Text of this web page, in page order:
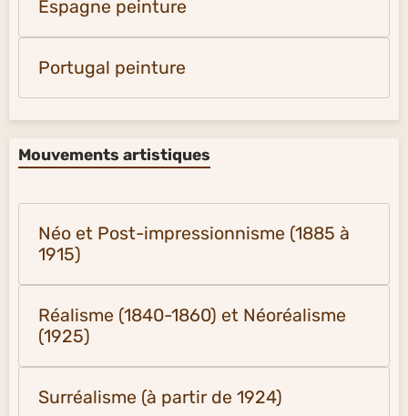
Espagne peinture
Portugal peinture
Mouvements artistiques
Néo et Post-impressionnisme (1885 à
1915)
Réalisme (1840-1860) et Néoréalisme
(1925)
Surréalisme (à partir de 1924)